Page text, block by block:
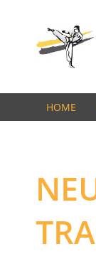
HOME